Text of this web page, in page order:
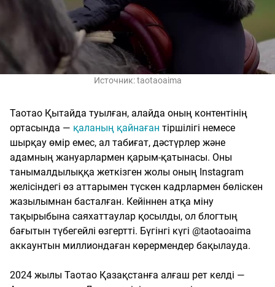
Источник:taotaoaima
Таотао Қытайда туылған, алайда оның контентінің
ортасында — қаланың қайнаған тіршілігі немесе
шырқау өмір емес, ал табиғат, дәстүрлер және
адамның жануарлармен қарым-қатынасы. Оны
танымалдылыққа жеткізген жолы оның Instagram
желісіндегі өз аттарымен түскен кадрлармен бөліскен
жазылымнан басталған. Кейіннен атқа міну
тақырыбына саяхаттаулар қосылды, ол блогтың
бағытын түбегейлі өзгертті. Бүгінгі күгі @taotaoaima
аккаунтын миллиондаған көрермендер бақылауда.
2024 жылы Таотао Қазақстанға алғаш рет келді —